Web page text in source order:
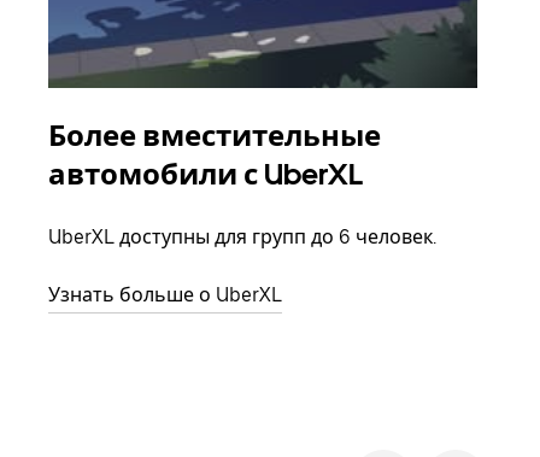
Более вместительные
автомобили с UberXL
UberXL доступны для групп до 6 человек.
Узнать больше о UberXL